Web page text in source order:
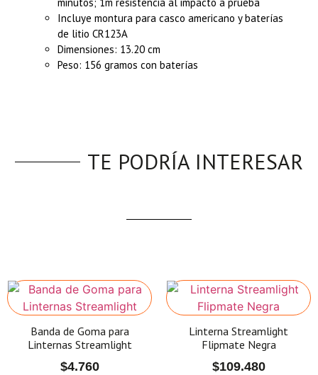
Incluye montura para casco americano y baterías
de litio CR123A
Dimensiones: 13.20 cm
Peso: 156 gramos con baterías
TE PODRÍA INTERESAR
Banda de Goma para
Linternas Streamlight
$4.760
Linterna Streamlight
Flipmate Negra
$109.480